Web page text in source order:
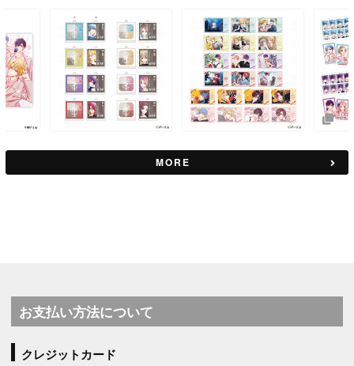
MORE
お支払い方法について
クレジットカード